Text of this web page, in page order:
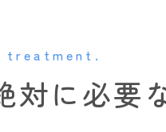
treatment.
対に必要